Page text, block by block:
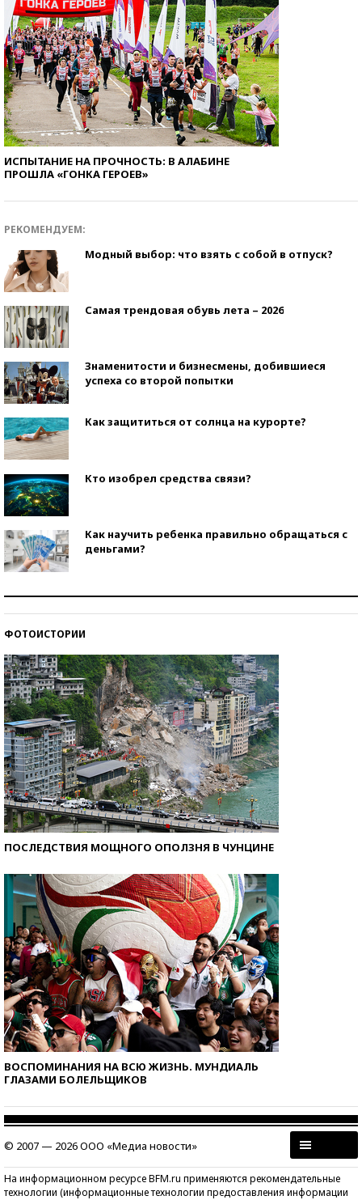
ИСПЫТАНИЕ НА ПРОЧНОСТЬ: В АЛАБИНЕ
ПРОШЛА «ГОНКА ГЕРОЕВ»
РЕКОМЕНДУЕМ:
Модный выбор: что взять с собой в отпуск?
Самая трендовая обувь лета – 2026
Знаменитости и бизнесмены, добившиеся
успеха со второй попытки
Как защититься от солнца на курорте?
Кто изобрел средства связи?
Как научить ребенка правильно обращаться с
деньгами?
ФОТОИСТОРИИ
ПОСЛЕДСТВИЯ МОЩНОГО ОПОЛЗНЯ В ЧУНЦИНЕ
ВОСПОМИНАНИЯ НА ВСЮ ЖИЗНЬ. МУНДИАЛЬ
ГЛАЗАМИ БОЛЕЛЬЩИКОВ
© 2007 — 2026 ООО «Медиа новости»
На информационном ресурсе BFM.ru применяются рекомендательные
технологии (информационные технологии предоставления информации